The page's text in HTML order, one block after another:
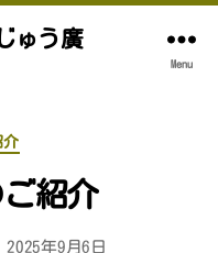
ゅう廣
Menu
介
紹介
2025年9月6日